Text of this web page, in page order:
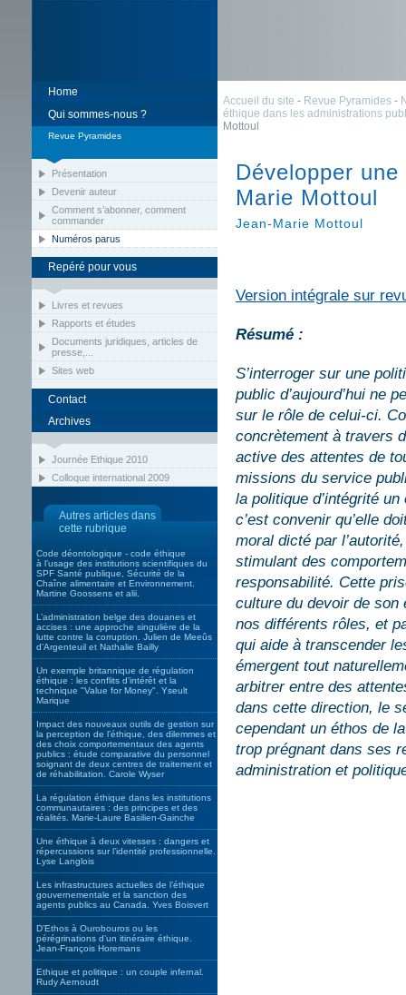
Home
Qui sommes-nous ?
Revue Pyramides
Présentation
Devenir auteur
Comment s’abonner, comment
commander
Numéros parus
Repéré pour vous
Livres et revues
Rapports et études
Documents juridiques, articles de
presse,...
Sites web
Contact
Archives
Journée Ethique 2010
Colloque international 2009
Autres articles dans
cette rubrique
Code déontologique - code éthique
à l’usage des institutions scientifiques du
SPF Santé publique, Sécurité de la
Chaîne alimentaire et Environnement.
Martine Goossens et alii.
L’administration belge des douanes et
accises : une approche singulière de la
lutte contre la corruption. Julien de Meeûs
d’Argenteuil et Nathalie Bailly
Un exemple britannique de régulation
éthique : les conflits d’intérêt et la
technique "Value for Money". Yseult
Marique
Impact des nouveaux outils de gestion sur
la perception de l’éthique, des dilemmes et
des choix comportementaux des agents
publics : étude comparative du personnel
soignant de deux centres de traitement et
de réhabilitation. Carole Wyser
La régulation éthique dans les institutions
communautaires : des principes et des
réalités. Marie-Laure Basilien-Gainche
Une éthique à deux vitesses : dangers et
répercussions sur l’identité professionnelle.
Lyse Langlois
Les infrastructures actuelles de l’éthique
gouvernementale et la sanction des
agents publics au Canada. Yves Boisvert
D’Ethos à Ourobouros ou les
pérégrinations d’un itinéraire éthique.
Jean-François Horemans
Ethique et politique : un couple infernal.
Rudy Aernoudt
Accueil du site - Revue Pyramides -
éthique dans les administrations
Mottoul
Développer
Marie Mottoul
Jean-Marie Mottoul
Version intégrale sur
Résumé :
S’interroger sur une
public d’aujourd’hui ne
sur le rôle de celui-ci.
concrètement à travers
active des attentes de
missions du service
la politique d’intégrité
c’est convenir qu’elle
moral dicté par
stimulant des
responsabilité. Cette
culture du devoir de son
nos différents rôles, et
qui aide à transcender
émergent tout
arbitrer entre des
dans cette direction, le
cependant un éthos de
trop prégnant dans ses
administration et